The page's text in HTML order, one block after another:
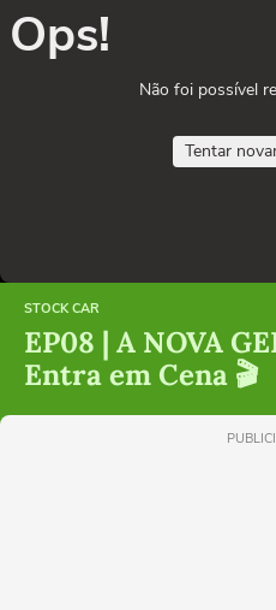
Ops!
Não foi possível
Tentar
STOCK CAR
EP08 | A NOVA
Entra em Cena 🎬